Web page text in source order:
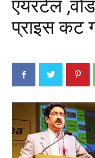
एयरटेल
प्राइस कट